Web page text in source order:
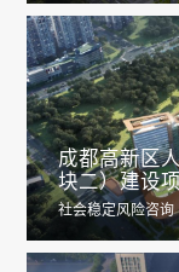
成都高新区
块二）建设
社会稳定风险咨询